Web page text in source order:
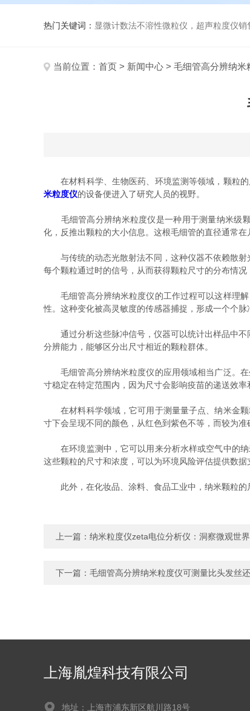
热门关键词： 显微计数法不溶性微粒仪，超声粒度仪销售，多功能超声粒度分
当前位置： 首页 > 新闻中心 > 毛细管高分辨纳米
在材料科学、生物医药、环境监测等领域，颗粒的
米粒度仪的设备便进入了研究人员的视野。
毛细管高分辨纳米粒度仪是一种用于测量纳米级颗
化，反推出颗粒的大小信息。这根毛细管的直径通常
与传统的动态光散射法不同，这种仪器不依赖散射
每个颗粒通过时的信号，从而获得颗粒尺寸的分布情况
毛细管高分辨纳米粒度仪的工作过程可以这样理解
性。这种变化被高灵敏度的传感器捕捉，形成一个个
通过分析这些脉冲信号，仪器可以统计出样品中不
分辨能力，能够区分出尺寸相近的颗粒群体。
毛细管高分辨纳米粒度仪的应用领域相当广泛。在
寸稳定在特定范围内，因为尺寸会影响疫苗的递送效
在材料科学领域，它可用于测量量子点、纳米金颗
寸下会呈现不同的颜色，从红色到紫色不等，而较为准
在环境监测中，它可以用来分析水样或空气中的纳
这些颗粒的尺寸和浓度，可以为环境风险评估提供数据
此外，在化妆品、涂料、食品工业中，纳米颗粒的
上一篇： 纳米粒度仪zeta电位分析仪：洞察微观世
下一篇： 毛细管高分辨纳米粒度仪可测量比头发丝
上海胤煌科技有限公司
地址：上海市浦东新区航川路18号